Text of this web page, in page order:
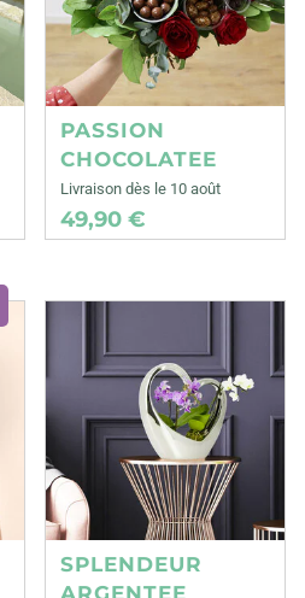
PASSION
CHOCOLATEE
Livraison dès le 10 août
49,90 €
SPLENDEUR
ARGENTEE